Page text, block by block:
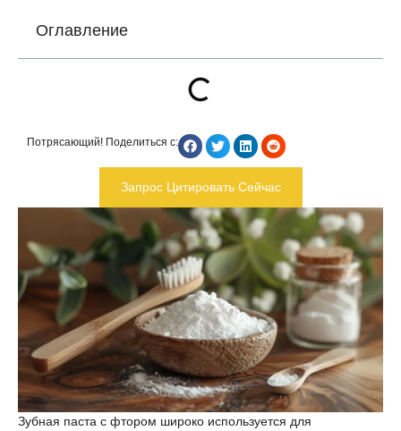
Зубная паста с фтором широко используется для
Оглавление
Потрясающий! Поделиться с:
Запрос Цитировать Сейчас